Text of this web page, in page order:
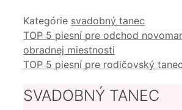
Kategórie svadobný tanec
TOP 5 piesní pre odchod
obradnej miestnosti
TOP 5 piesní pre rodičovský tanec
SVADOBNÝ TANEC